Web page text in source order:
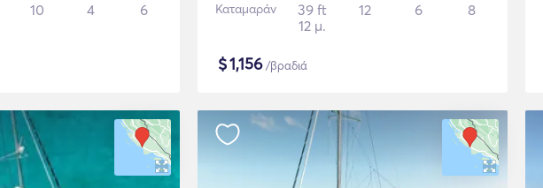
10 4 6 Καταμαράν
39 ft
12 μ.
12 6 8
$1,156/βραδιά